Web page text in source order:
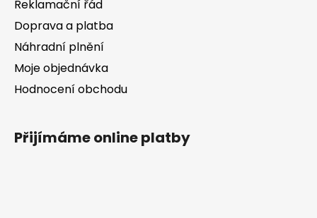
Reklamační řád
Doprava a platba
Náhradní plnění
Moje objednávka
Hodnocení obchodu
Přijímáme online platby